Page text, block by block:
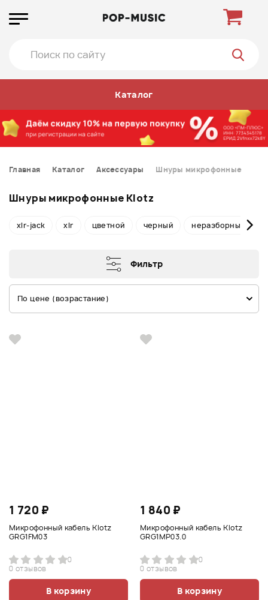
Каталог
Главная Каталог Аксессуары Шнуры микрофонные
Шнуры микрофонные Klotz
xlr-jack xlr цветной черный неразборные
Фильтр
По цене (возрастание)
1 720 ₽
Микрофонный кабель Klotz
GRG1FM03
0
0 отзывов
В корзину
1 840 ₽
Микрофонный кабель Klotz
GRG1MP03.0
0
0 отзывов
В корзину